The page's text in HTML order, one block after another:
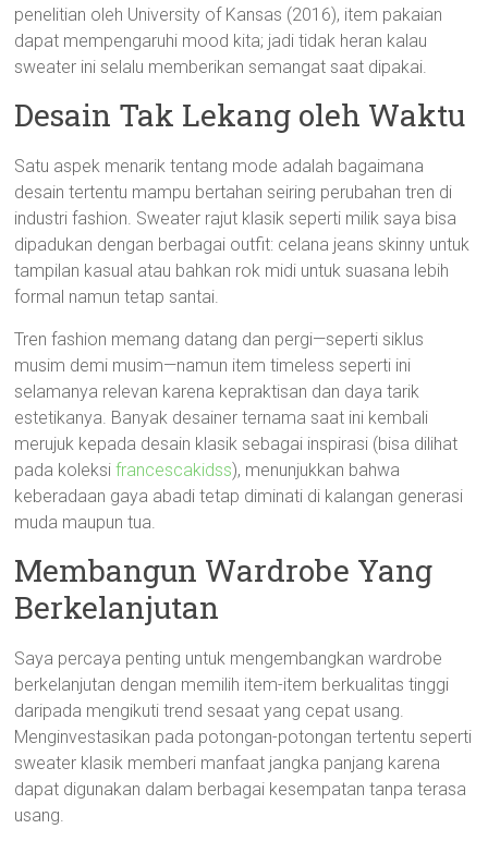
penelitian oleh University of Kansas (2016), item pakaian
dapat mempengaruhi mood kita; jadi tidak heran kalau
sweater ini selalu memberikan semangat saat dipakai.
Desain Tak Lekang oleh Waktu
Satu aspek menarik tentang mode adalah bagaimana
desain tertentu mampu bertahan seiring perubahan tren di
industri fashion. Sweater rajut klasik seperti milik saya bisa
dipadukan dengan berbagai outfit: celana jeans skinny untuk
tampilan kasual atau bahkan rok midi untuk suasana lebih
formal namun tetap santai.
Tren fashion memang datang dan pergi—seperti siklus
musim demi musim—namun item timeless seperti ini
selamanya relevan karena kepraktisan dan daya tarik
estetikanya. Banyak desainer ternama saat ini kembali
merujuk kepada desain klasik sebagai inspirasi (bisa dilihat
pada koleksifrancescakidss), menunjukkan bahwa
keberadaan gaya abadi tetap diminati di kalangan generasi
muda maupun tua.
Membangun Wardrobe Yang
Berkelanjutan
Saya percaya penting untuk mengembangkan wardrobe
berkelanjutan dengan memilih item-item berkualitas tinggi
daripada mengikuti trend sesaat yang cepat usang.
Menginvestasikan pada potongan-potongan tertentu seperti
sweater klasik memberi manfaat jangka panjang karena
dapat digunakan dalam berbagai kesempatan tanpa terasa
usang.